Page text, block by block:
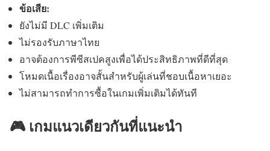
ข้อเสีย:
ยังไม่มี DLC เพิ่มเติม
ไม่รองรับภาษาไทย
อาจต้องการพีซีสเปคสูงเพื่อได้ประสิทธิภาพที่ดีที่สุด
โหมดเนื้อเรื่องอาจสั้นสำหรับผู้เล่นที่ชอบเนื้อหาเยอะ
ไม่สามารถทำการซื้อในเกมเพิ่มเติมได้ทันที
🎮 เกมแนวเดียวกันที่แนะนำ